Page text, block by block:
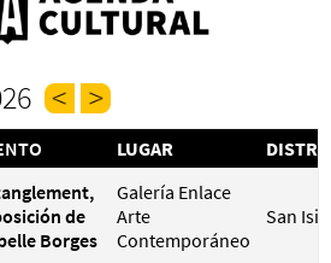
LUGAR
de
Borges
Galería Enlace
Arte
Contemporáneo
San